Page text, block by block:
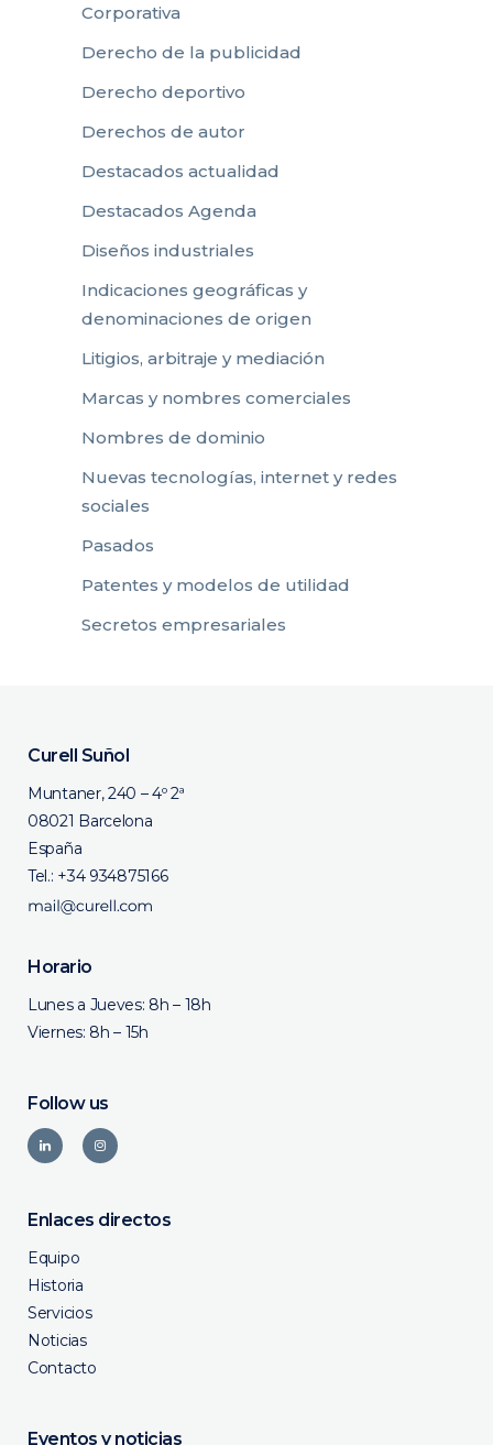
Corporativa
Derecho de la publicidad
Derecho deportivo
Derechos de autor
Destacados actualidad
Destacados Agenda
Diseños industriales
Indicaciones geográficas y
denominaciones de origen
Litigios, arbitraje y mediación
Marcas y nombres comerciales
Nombres de dominio
Nuevas tecnologías, internet y redes
sociales
Pasados
Patentes y modelos de utilidad
Secretos empresariales
Curell Suñol
Muntaner, 240 – 4º 2ª
08021 Barcelona
España
Tel.: +34 934875166
Horario
Lunes a Jueves: 8h – 18h
Viernes: 8h – 15h
Follow us
Enlaces directos
Equipo
Historia
Servicios
Noticias
Contacto
Eventos y noticias